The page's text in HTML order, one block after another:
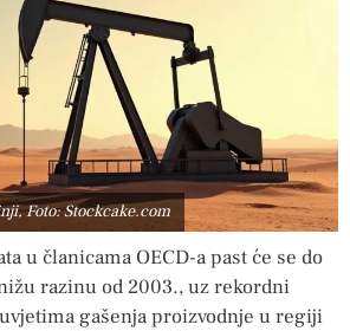
Foto: Stockcake.com
u članicama OECD-a past će se do
razinu od 2003., uz rekordni
gašenja proizvodnje u regiji